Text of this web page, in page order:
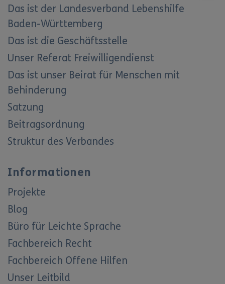
Das ist der Landesverband Lebenshilfe
Baden-Württemberg
Das ist die Geschäftsstelle
Unser Referat Freiwilligendienst
Das ist unser Beirat für Menschen mit
Behinderung
Satzung
Beitragsordnung
Struktur des Verbandes
Informationen
Projekte
Blog
Büro für Leichte Sprache
Fachbereich Recht
Fachbereich Offene Hilfen
Unser Leitbild